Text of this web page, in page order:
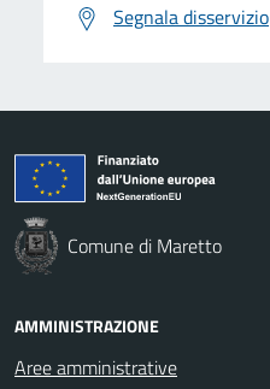
Segnala disservizio
Comune di Maretto
AMMINISTRAZIONE
Aree amministrative